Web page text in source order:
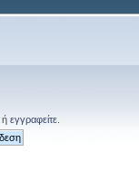
ή εγγραφείτε